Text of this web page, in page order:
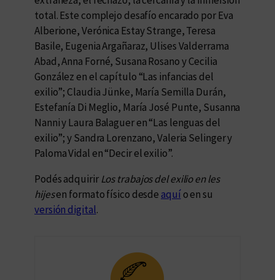
total. Este complejo desafío encarado por Eva
Alberione, Verónica Estay Strange, Teresa
Basile, Eugenia Argañaraz, Ulises Valderrama
Abad, Anna Forné, Susana Rosano y Cecilia
González en el capítulo “Las infancias del
exilio”; Claudia Jünke, María Semilla Durán,
Estefanía Di Meglio, María José Punte, Susanna
Nanni y Laura Balaguer en “Las lenguas del
exilio”; y Sandra Lorenzano, Valeria Selinger y
Paloma Vidal en “Decir el exilio”.
Podés adquirirLos trabajos del exilio en les
hijesen formato físico desde aquío en su
versión digital.